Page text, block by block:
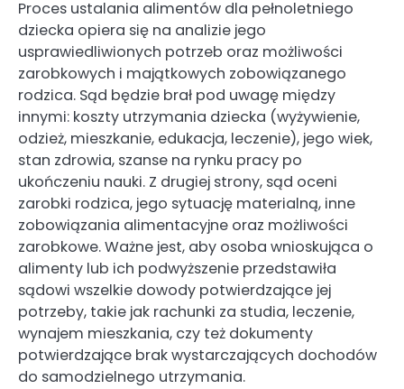
Proces ustalania alimentów dla pełnoletniego
dziecka opiera się na analizie jego
usprawiedliwionych potrzeb oraz możliwości
zarobkowych i majątkowych zobowiązanego
rodzica. Sąd będzie brał pod uwagę między
innymi: koszty utrzymania dziecka (wyżywienie,
odzież, mieszkanie, edukacja, leczenie), jego wiek,
stan zdrowia, szanse na rynku pracy po
ukończeniu nauki. Z drugiej strony, sąd oceni
zarobki rodzica, jego sytuację materialną, inne
zobowiązania alimentacyjne oraz możliwości
zarobkowe. Ważne jest, aby osoba wnioskująca o
alimenty lub ich podwyższenie przedstawiła
sądowi wszelkie dowody potwierdzające jej
potrzeby, takie jak rachunki za studia, leczenie,
wynajem mieszkania, czy też dokumenty
potwierdzające brak wystarczających dochodów
do samodzielnego utrzymania.